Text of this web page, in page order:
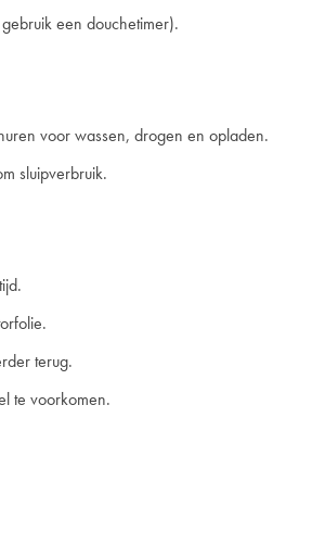
een douchetimer).
voor wassen, drogen en opladen.
sluipverbruik.
terug.
te voorkomen.